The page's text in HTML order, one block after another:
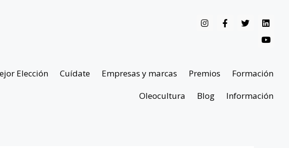
Elección Cuídate Empresas y marcas Premios
Formación
Oleocultura
Blog Información